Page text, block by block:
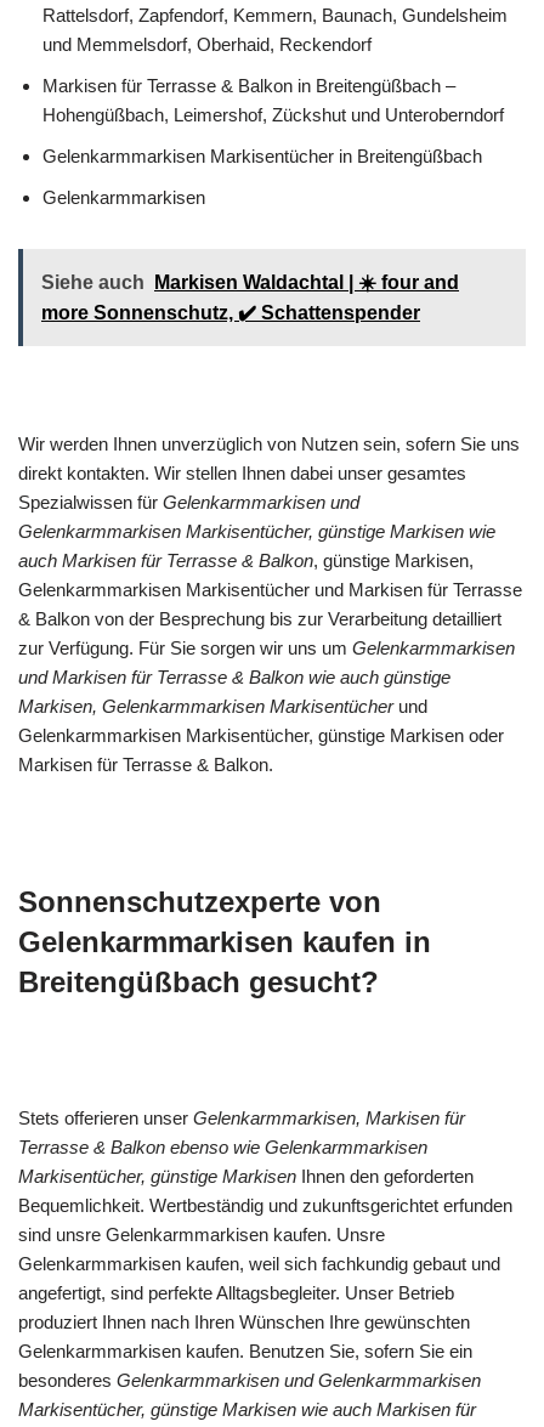
Rattelsdorf, Zapfendorf, Kemmern, Baunach, Gundelsheim
und Memmelsdorf, Oberhaid, Reckendorf
Markisen für Terrasse & Balkon in Breitengüßbach –
Hohengüßbach, Leimershof, Zückshut und Unteroberndorf
Gelenkarmmarkisen Markisentücher in Breitengüßbach
Gelenkarmmarkisen
Siehe auch
Markisen Waldachtal | ☀️ four and
more Sonnenschutz, ✔️ Schattenspender
Wir werden Ihnen unverzüglich von Nutzen sein, sofern Sie uns
direkt kontakten. Wir stellen Ihnen dabei unser gesamtes
Spezialwissen für Gelenkarmmarkisen und
Gelenkarmmarkisen Markisentücher, günstige Markisen wie
auch Markisen für Terrasse & Balkon, günstige Markisen,
Gelenkarmmarkisen Markisentücher und Markisen für Terrasse
& Balkon von der Besprechung bis zur Verarbeitung detailliert
zur Verfügung. Für Sie sorgen wir uns um Gelenkarmmarkisen
und Markisen für Terrasse & Balkon wie auch günstige
Markisen, Gelenkarmmarkisen Markisentücherund
Gelenkarmmarkisen Markisentücher, günstige Markisen oder
Markisen für Terrasse & Balkon.
Sonnenschutzexperte von
Gelenkarmmarkisen kaufen in
Breitengüßbach gesucht?
Stets offerieren unser Gelenkarmmarkisen, Markisen für
Terrasse & Balkon ebenso wie Gelenkarmmarkisen
Markisentücher, günstige Markisen Ihnen den geforderten
Bequemlichkeit. Wertbeständig und zukunftsgerichtet erfunden
sind unsre Gelenkarmmarkisen kaufen. Unsre
Gelenkarmmarkisen kaufen, weil sich fachkundig gebaut und
angefertigt, sind perfekte Alltagsbegleiter. Unser Betrieb
produziert Ihnen nach Ihren Wünschen Ihre gewünschten
Gelenkarmmarkisen kaufen. Benutzen Sie, sofern Sie ein
besonderes Gelenkarmmarkisen und Gelenkarmmarkisen
Markisentücher, günstige Markisen wie auch Markisen für